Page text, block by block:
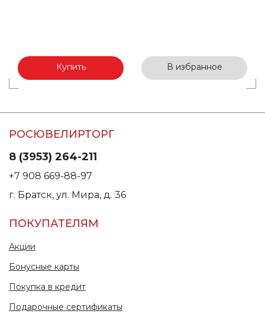
Купить В избранное
РОСЮВЕЛИРТОРГ
8 (3953) 264-211
+7 908 669-88-97
г. Братск, ул. Мира, д. 36
ПОКУПАТЕЛЯМ
Акции
Бонусные карты
Покупка в кредит
Подарочные сертификаты